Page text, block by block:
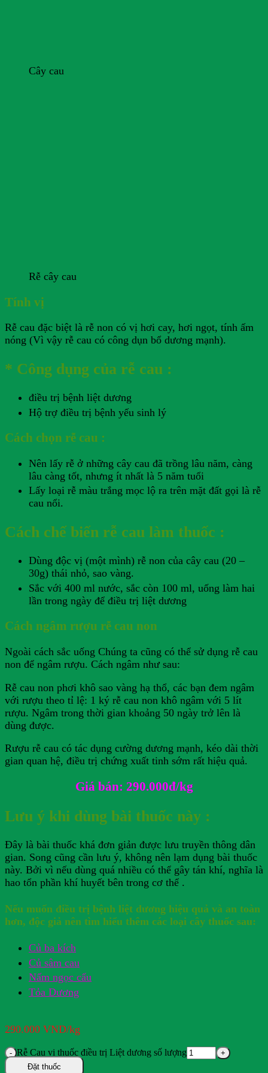
Cây cau
Rễ cây cau
Tính vị
Rễ cau đặc biệt là rễ non có vị hơi cay, hơi ngọt, tính ấm
nóng (Vì vậy rễ cau có công dụn bổ dương mạnh).
* Công dụng của rễ cau :
điều trị bệnh liệt dương
Hộ trợ điều trị bệnh yếu sinh lý
Cách chọn rễ cau :
Nên lấy rễ ở những cây cau đã trồng lâu năm, càng
lâu càng tốt, nhưng ít nhất là 5 năm tuổi
Lấy loại rễ màu trắng mọc lộ ra trên mặt đất gọi là rễ
cau nổi.
Cách chế biến rễ cau làm thuốc :
Dùng độc vị (một mình) rễ non của cây cau (20 –
30g) thái nhỏ, sao vàng.
Sắc với 400 ml nước, sắc còn 100 ml, uống làm hai
lần trong ngày để điều trị liệt dương
Cách ngâm rượu rễ cau non
Ngoài cách sắc uống Chúng ta cũng có thể sử dụng rễ cau
non để ngâm rượu. Cách ngâm như sau:
Rễ cau non phơi khô sao vàng hạ thổ, các bạn đem ngâm
với rượu theo tỉ lệ: 1 ký rễ cau non khô ngâm với 5 lít
rượu. Ngâm trong thời gian khoảng 50 ngày trở lên là
dùng được.
Rượu rễ cau có tác dụng cường dương mạnh, kéo dài thời
gian quan hệ, điều trị chứng xuất tinh sớm rất hiệu quả.
Giá bán: 290.000đ/kg
Lưu ý khi dùng bài thuốc này :
​Đây là bài thuốc khá đơn giản được lưu truyền thông dân
gian. Song cũng cần lưu ý, không nên lạm dụng bài thuốc
này. Bởi vì nếu dùng quá nhiều có thể gây tán khí, nghĩa là
hao tổn phần khí huyết bên trong cơ thể .
Nếu muốn điều trị bệnh liệt dương hiệu quả và an toàn
hơn, độc giả nên tìm hiểu thêm các loại cây thuốc sau:
Củ ba kích
Củ sâm cau
Nấm ngọc cẩu
Tỏa Dương
290.000 VND/kg
Rễ Cau vị thuốc điều trị Liệt dương số lượng
Đặt thuốc